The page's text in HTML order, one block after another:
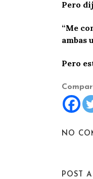
Pero
“Me
ambas
Pero
NO
POST